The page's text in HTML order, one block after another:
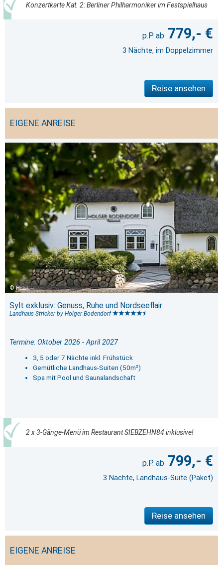
Konzertkarte Kat. 2: Berliner Philharmoniker im Festspielhaus
779,- €
3 Nächte, im Doppelzimmer
Reise ansehen
EIGENE ANREISE
Hotel
Sylt exklusiv: Genuss, Ruhe und Nordseeflair
Landhaus Stricker by Holger Bodendorf
Termine: Oktober 2026 - April 2027
3, 5 oder 7 Nächte inkl. Frühstück
Gemütliche Landhaus-Suiten (50m²)
Spa mit Pool und Saunalandschaft
2 x 3-Gänge-Menü im Restaurant SIEBZEHN84 inklusive!
799,- €
3 Nächte, Landhaus-Suite (Paket)
Reise ansehen
EIGENE ANREISE